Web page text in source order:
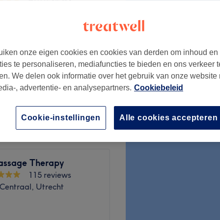
vanaf €61,75
bespaar tot 5%
vanaf €61,75
Therapy
115 reviews
Utrecht
onze eigen cookies en cookies van derden om inhoud en
te personaliseren, mediafuncties te bieden en ons verkeer
We delen ook informatie over het gebruik van onze website
, advertentie- en analysepartners. Cookiebeleid
Alle cookies accepteren
Cookie-instellingen